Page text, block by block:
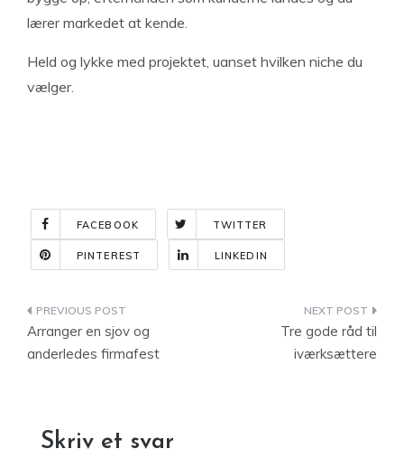
lærer markedet at kende.
Held og lykke med projektet, uanset hvilken niche du
vælger.
FACEBOOK TWITTER
PINTEREST LINKEDIN
Indlægsnavigation
Arranger en sjov og
anderledes firmafest
Tre gode råd til
iværksættere
Skriv et svar